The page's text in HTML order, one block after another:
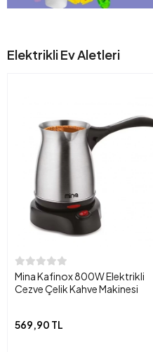
Elektrikli Ev Aletleri
Mina Kafinox 800W Elektrikli
Cezve Çelik Kahve Makinesi
569,90 TL